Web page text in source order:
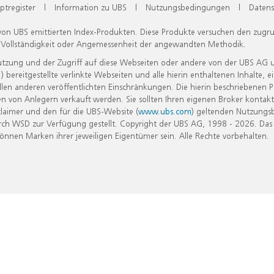
| Information zu UBS | Nutzungsbedingungen |
UBS emittierten Index-Produkten. Diese Produkte versuchen den
oder Angemessenheit der angewandten Methodik.
und der Zugriff auf diese Webseiten oder andere von der UBS AG
verlinkte Webseiten und alle hierin enthaltenen Inhalte,
anderen veröffentlichten Einschränkungen. Die hierin
Anlegern verkauft werden. Sie sollten Ihren eigenen Broker
und den für die UBS-Website (www.ubs.com) geltenden
WSD zur Verfügung gestellt. Copyright der UBS AG, 1998 - 2026.
Marken ihrer jeweiligen Eigentümer sein. Alle Rechte vorbehalten.